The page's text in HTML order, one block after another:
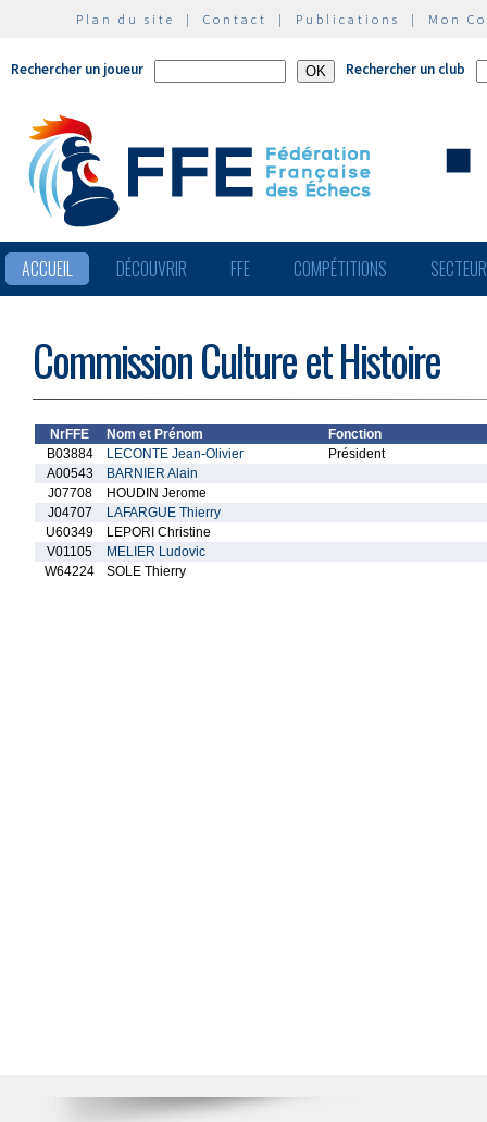
Plan du site | Contact | Publications | Mon
Rechercher un joueur Rechercher un club
ACCUEIL DÉCOUVRIR FFE COMPÉTITIONS
Commission Culture et Histoire
NrFFE Nom et Prénom
Fonction
B03884
LECONTE Jean-Olivier
Président
A00543
BARNIER Alain
J07708
HOUDIN Jerome
J04707
LAFARGUE Thierry
U60349
LEPORI Christine
V01105
MELIER Ludovic
W64224
SOLE Thierry